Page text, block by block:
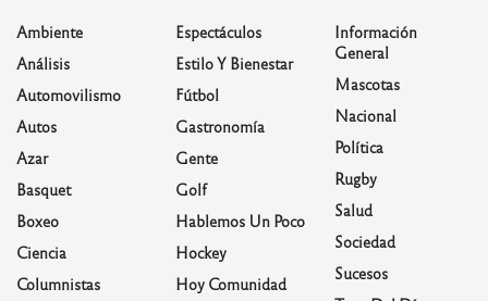
Ambiente
Análisis
Automovilismo
Autos
Azar
Basquet
Boxeo
Ciencia
Columnistas
Espectáculos
Estilo Y Bienestar
Fútbol
Gastronomía
Gente
Golf
Hablemos Un Poco
Hockey
Hoy Comunidad
Información
General
Mascotas
Nacional
Política
Rugby
Salud
Sociedad
Sucesos